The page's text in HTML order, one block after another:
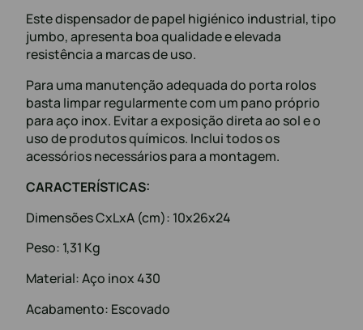
Este dispensador de papel higiénico industrial, tipo
jumbo, apresenta boa qualidade e elevada
resistência a marcas de uso.
Para uma manutenção adequada do porta rolos
basta limpar regularmente com um pano próprio
para aço inox. Evitar a exposição direta ao sol e o
uso de produtos químicos. Inclui todos os
acessórios necessários para a montagem.
CARACTERÍSTICAS:
Dimensões CxLxA (cm): 10x26x24
Peso: 1,31 Kg
Material: Aço inox 430
Acabamento: Escovado